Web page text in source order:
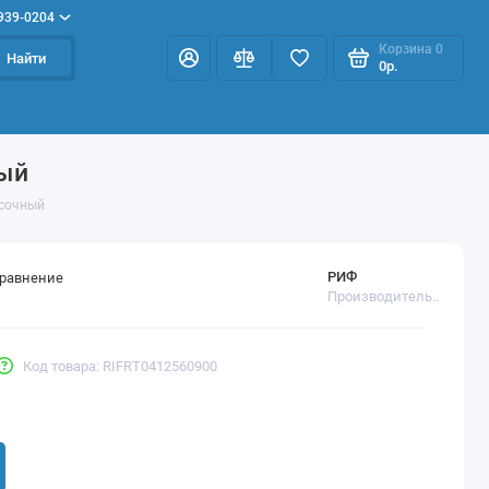
0204
Найти
Корзина 0
0р.
Код товара: RIFRT0412560900
РИФ
Производитель..